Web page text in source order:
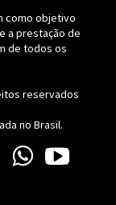
como objetivo
a prestação de
de todos os
reservados
no Brasil.